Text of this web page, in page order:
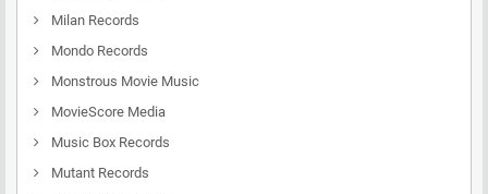
Milan Records
Mondo Records
Monstrous Movie Music
MovieScore Media
Music Box Records
Mutant Records